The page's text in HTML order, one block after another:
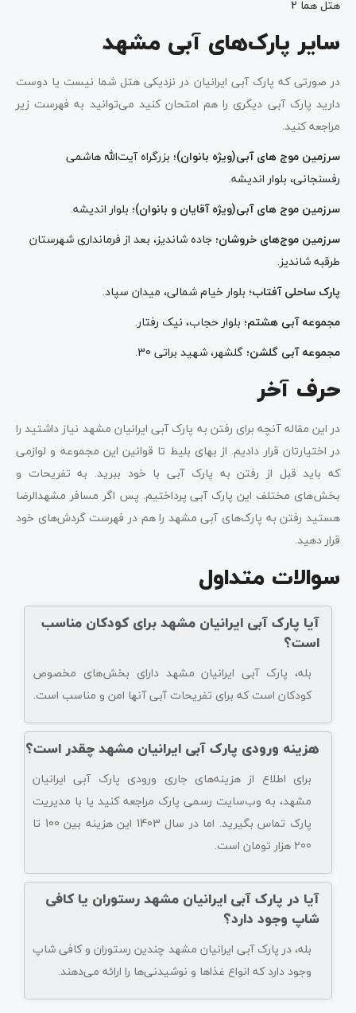
هتل هما 2
سایر پارک‌های آبی مشهد
در صورتی که پارک آبی ایرانیان در نزدیکی هتل شما نیست یا دوست
دارید پارک آبی دیگری را هم امتحان کنید می‌توانید به فهرست زیر
مراجعه کنید.
سرزمین موج های آبی(ویژه بانوان)؛ بزرگراه آیت‌الله هاشمی
رفسنجانی، بلوار اندیشه.
سرزمین موج های آبی(ویژه آقایان و بانوان)؛ بلوار اندیشه.
سرزمین موج‌های خروشان؛ جاده شاندیز، بعد از فرمانداری شهرستان
طرقبه شاندیز.
پارک ساحلی آفتاب؛ بلوار خیام شمالی، میدان سپاد.
مجموعه آبی هشتم؛ بلوار حجاب، نیک رفتار.
مجموعه آبی گلشن؛ گلشهر، شهید براتی 30.
حرف آخر
در این مقاله آنچه برای رفتن به پارک آبی ایرانیان مشهد نیاز داشتید را
در اختیارتان قرار دادیم. از بهای بلیط تا قوانین این مجموعه و لوازمی
که باید قبل از رفتن به پارک آبی با خود ببرید. به تفریحات و
بخش‌های مختلف این پارک آبی پرداختیم. پس اگر مسافر مشهدالرضا
هستید رفتن به پارک‌های آبی مشهد را هم در فهرست گردش‌های خود
قرار دهید.
سوالات متداول
آیا پارک آبی ایرانیان مشهد برای کودکان مناسب
است؟
بله، پارک آبی ایرانیان مشهد دارای بخش‌های مخصوص
کودکان است که برای تفریحات آبی آنها امن و مناسب است.
هزینه ورودی پارک آبی ایرانیان مشهد چقدر است؟
برای اطلاع از هزینه‌های جاری ورودی پارک آبی ایرانیان
مشهد، به وب‌سایت رسمی پارک مراجعه کنید یا با مدیریت
پارک تماس بگیرید. اما در سال 1403 این هزینه بین 100 تا
200 هزار تومان است.
آیا در پارک آبی ایرانیان مشهد رستوران یا کافی
شاپ وجود دارد؟
بله، در پارک آبی ایرانیان مشهد چندین رستوران و کافی شاپ
وجود دارد که انواع غذاها و نوشیدنی‌ها را ارائه می‌دهند.